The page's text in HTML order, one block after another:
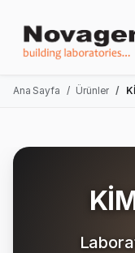
Ana Sayfa Ürünler